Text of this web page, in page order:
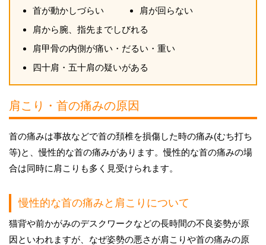
首が動かしづらい
肩が回らない
肩から腕、指先までしびれる
肩甲骨の内側が痛い・だるい・重い
四十肩・五十肩の疑いがある
肩こり・首の痛みの原因
首の痛みは事故などで首の頚椎を損傷した時の痛み(むち打ち
等)と、慢性的な首の痛みがあります。慢性的な首の痛みの場
合は同時に肩こりも多く見受けられます。
慢性的な首の痛みと肩こりについて
猫背や前かがみのデスクワークなどの長時間の不良姿勢が原
因といわれますが、なぜ姿勢の悪さが肩こりや首の痛みの原